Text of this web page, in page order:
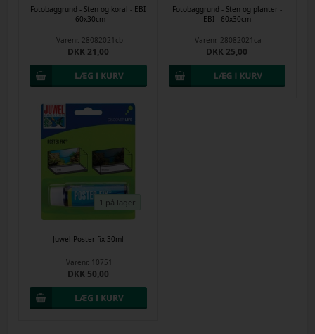
Fotobaggrund - Sten og koral - EBI
- 60x30cm
Varenr. 28082021cb
DKK 21,00
Fotobaggrund - Sten og planter -
EBI - 60x30cm
Varenr. 28082021ca
DKK 25,00
1 på lager
Juwel Poster fix 30ml
Varenr. 10751
DKK 50,00